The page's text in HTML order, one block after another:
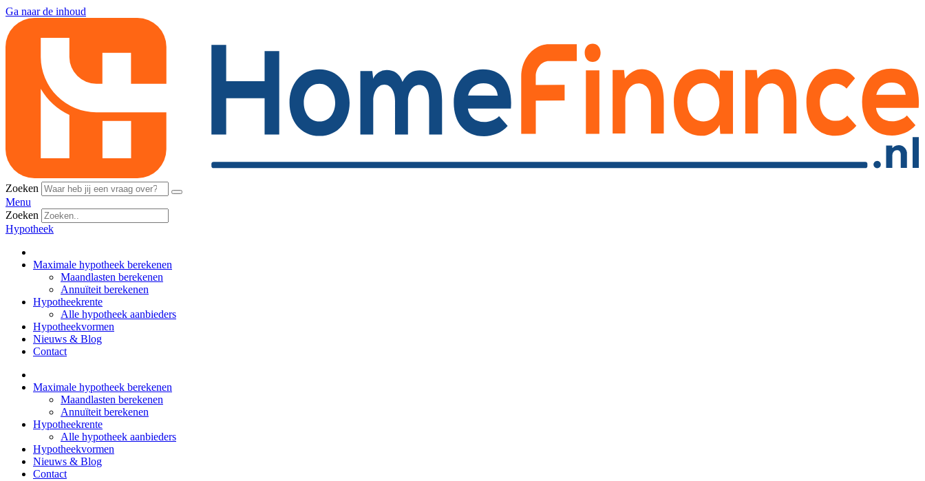
Ga naar de inhoud
Zoeken
Menu
Zoeken
Hypotheek
Maximale hypotheek berekenen
Maandlasten berekenen
Annuïteit berekenen
Hypotheekrente
Alle hypotheek aanbieders
Hypotheekvormen
Nieuws & Blog
Contact
Maximale hypotheek berekenen
Maandlasten berekenen
Annuïteit berekenen
Hypotheekrente
Alle hypotheek aanbieders
Hypotheekvormen
Nieuws & Blog
Contact